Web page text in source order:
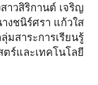
าวสิริกานต์ เจริญ
งชนิร์ศรา แก้วใส
มสาระการเรียนรู้
ตร์และเทคโนโลยี